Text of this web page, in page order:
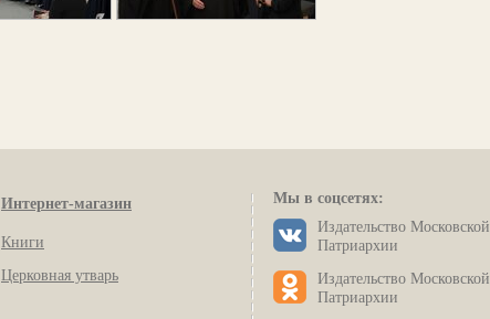
Интернет-магазин
Книги
Церковная утварь
Мы в соцсетях:
Издательство Московской
Патриархии
Издательство Московской
Патриархии